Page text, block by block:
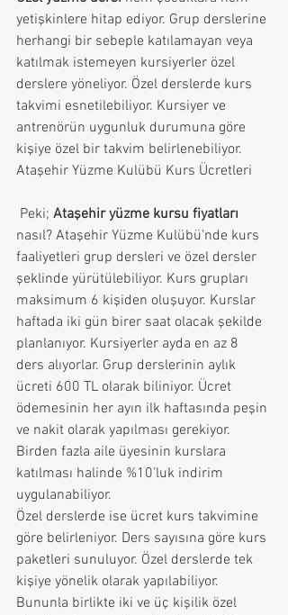
yetişkinlere hitap ediyor. Grup derslerine
herhangi bir sebeple katılamayan veya
katılmak istemeyen kursiyerler özel
derslere yöneliyor. Özel derslerde kurs
takvimi esnetilebiliyor. Kursiyer ve
antrenörün uygunluk durumuna göre
kişiye özel bir takvim belirlenebiliyor.
Ataşehir Yüzme Kulübü Kurs Ücretleri
Peki; Ataşehir yüzme kursu fiyatları
nasıl? Ataşehir Yüzme Kulübü’nde kurs
faaliyetleri grup dersleri ve özel dersler
şeklinde yürütülebiliyor. Kurs grupları
maksimum 6 kişiden oluşuyor. Kurslar
haftada iki gün birer saat olacak şekilde
planlanıyor. Kursiyerler ayda en az 8
ders alıyorlar. Grup derslerinin aylık
ücreti 600 TL olarak biliniyor. Ücret
ödemesinin her ayın ilk haftasında peşin
ve nakit olarak yapılması gerekiyor.
Birden fazla aile üyesinin kurslara
katılması halinde %10’luk indirim
uygulanabiliyor.
Özel derslerde ise ücret kurs takvimine
göre belirleniyor. Ders sayısına göre kurs
paketleri sunuluyor. Özel derslerde tek
kişiye yönelik olarak yapılabiliyor.
Bununla birlikte iki ve üç kişilik özel